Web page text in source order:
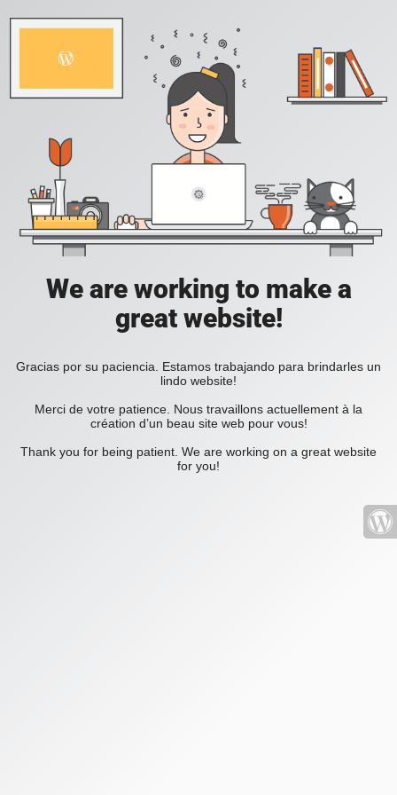
We are working to make a
great website!
Gracias por su paciencia. Estamos trabajando para brindarles un
lindo website!
Merci de votre patience. Nous travaillons actuellement à la
création d’un beau site web pour vous!
Thank you for being patient. We are working on a great website
for you!